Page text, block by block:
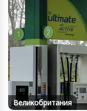
Великобритания